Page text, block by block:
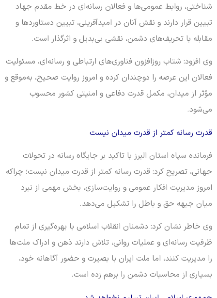
شناختی، روابط عمومی‌ها و فعالان رسانه‌ای در خط مقدم جهاد
تبیین قرار دارند و نقش آنان در امیدآفرینی، تبیین دستاوردها و
مقابله با تحریف‌های دشمن، نقشی بی‌بدیل و اثرگذار است.
وی افزود: شتاب روزافزون فناوری‌های ارتباطی و رسانه‌ای، مسئولیت
فعالان این عرصه را دوچندان کرده و امروز روایت صحیح، به‌موقع و
مؤثر از میدان، مکمل قدرت دفاعی و امنیتی کشور محسوب
می‌شود.
قدرت رسانه کمتر از قدرت میدان نیست
فرمانده سپاه استان البرز با تاکید بر جایگاه رسانه در تحولات
جهانی، تصریح کرد: قدرت رسانه کمتر از قدرت میدان نیست؛ چراکه
امروز مدیریت افکار عمومی و روایت‌سازی، بخش مهمی از نبرد
میان جبهه حق و باطل را تشکیل می‌دهد.
وی خاطر نشان کرد: دشمنان انقلاب اسلامی با بهره‌گیری از تمام
ظرفیت رسانه‌ای و عملیات روانی، تلاش دارند ذهن و ادراک ملت‌ها
را مدیریت کنند، اما ملت ایران با بصیرت و حضور آگاهانه خود،
بسیاری از محاسبات دشمن را برهم زده است.